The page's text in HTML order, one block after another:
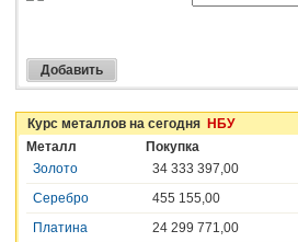
Курс металлов на сегодня НБУ
Металл
Покупка
Золото
34 333 397,00
Серебро
455 155,00
Платина
24 299 771,00